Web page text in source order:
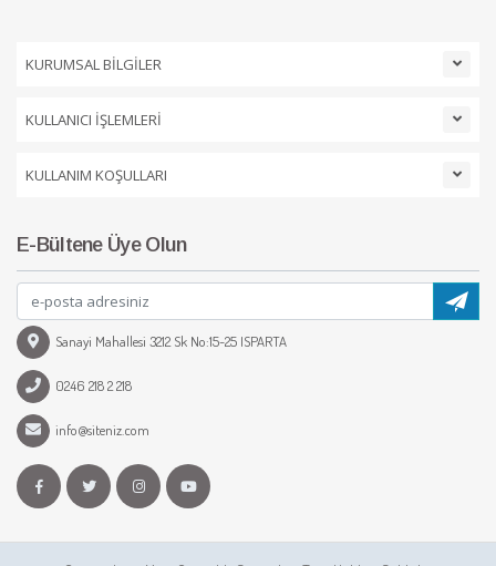
KURUMSAL BİLGİLER
KULLANICI İŞLEMLERİ
KULLANIM KOŞULLARI
E-Bültene Üye Olun
Sanayi Mahallesi 3212 Sk No:15-25 ISPARTA
0246 218 2 218
info@siteniz.com